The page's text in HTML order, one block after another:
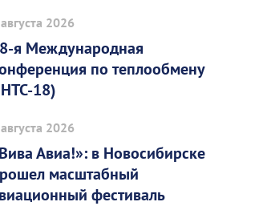
2026
я Международная
по теплообмену
18)
2026
Авиа!»: в Новосибирске
масштабный
фестиваль